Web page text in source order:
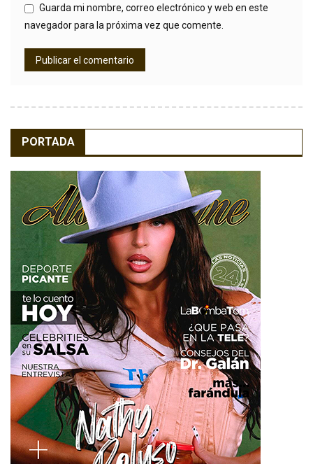
Guarda mi nombre, correo electrónico y web en este
navegador para la próxima vez que comente.
PORTADA